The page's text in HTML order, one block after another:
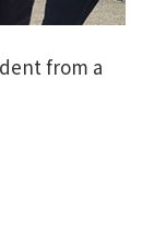
from a